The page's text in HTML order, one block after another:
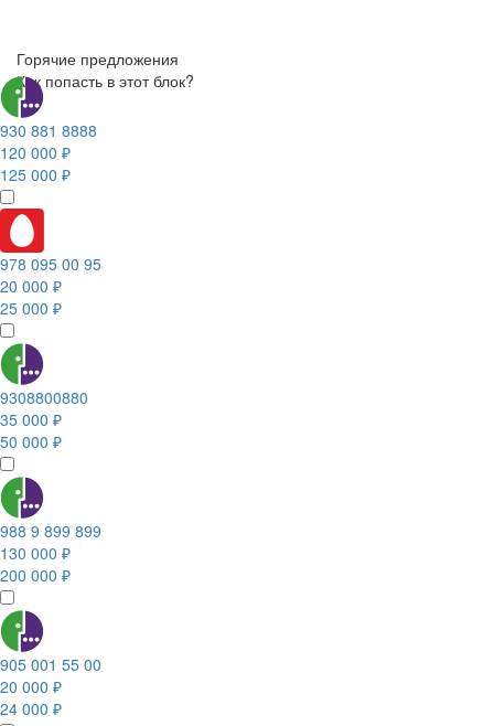
Горячие предложения
Как попасть в этот блок?
930 881 8888
120 000 ₽
125 000 ₽
978 095 00 95
20 000 ₽
25 000 ₽
9308800880
35 000 ₽
50 000 ₽
988 9 899 899
130 000 ₽
200 000 ₽
905 001 55 00
20 000 ₽
24 000 ₽